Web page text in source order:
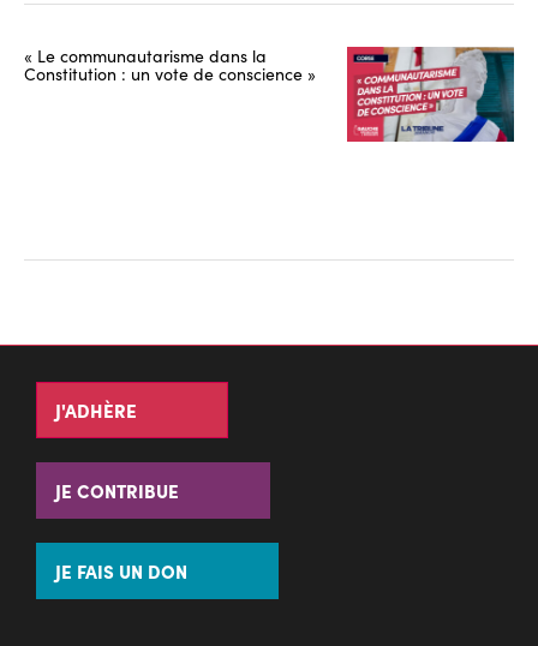
« Le communautarisme dans la
Constitution : un vote de conscience »
J'ADHÈRE
JE CONTRIBUE
JE FAIS UN DON